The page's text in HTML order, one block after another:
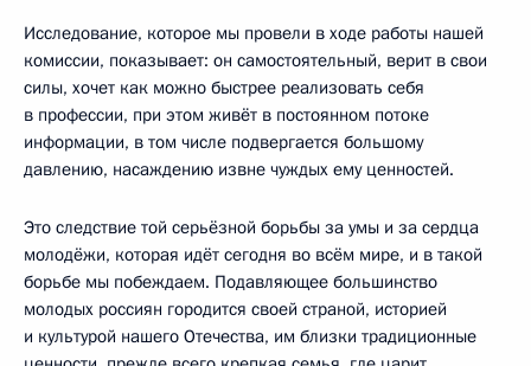
Исследование, которое мы провели в ходе работы нашей
комиссии, показывает: он самостоятельный, верит в свои
силы, хочет как можно быстрее реализовать себя
в профессии, при этом живёт в постоянном потоке
информации, в том числе подвергается большому
давлению, насаждению извне чуждых ему ценностей.
Это следствие той серьёзной борьбы за умы и за сердца
молодёжи, которая идёт сегодня во всём мире, и в такой
борьбе мы побеждаем. Подавляющее большинство
молодых россиян городится своей страной, историей
и культурой нашего Отечества, им близки традиционные